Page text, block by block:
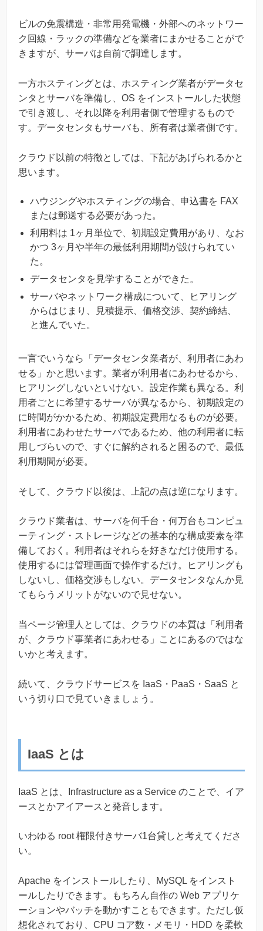
ビルの免震構造・非常用発電機・外部へのネットワー
ク回線・ラックの準備などを業者にまかせることがで
きますが、サーバは自前で調達します。
一方ホスティングとは、ホスティング業者がデータセ
ンタとサーバを準備し、OS をインストールした状態
で引き渡し、それ以降を利用者側で管理するもので
す。データセンタもサーバも、所有者は業者側です。
クラウド以前の特徴としては、下記があげられるかと
思います。
ハウジングやホスティングの場合、申込書を FAX
または郵送する必要があった。
利用料は 1ヶ月単位で、初期設定費用があり、なお
かつ 3ヶ月や半年の最低利用期間が設けられてい
た。
データセンタを見学することができた。
サーバやネットワーク構成について、ヒアリング
からはじまり、見積提示、価格交渉、契約締結、
と進んでいた。
一言でいうなら「データセンタ業者が、利用者にあわ
せる」かと思います。業者が利用者にあわせるから、
ヒアリングしないといけない。設定作業も異なる。利
用者ごとに希望するサーバが異なるから、初期設定の
に時間がかかるため、初期設定費用なるものが必要。
利用者にあわせたサーバであるため、他の利用者に転
用しづらいので、すぐに解約されると困るので、最低
利用期間が必要。
そして、クラウド以後は、上記の点は逆になります。
クラウド業者は、サーバを何千台・何万台もコンピュ
ーティング・ストレージなどの基本的な構成要素を準
備しておく。利用者はそれらを好きなだけ使用する。
使用するには管理画面で操作するだけ。ヒアリングも
しないし、価格交渉もしない。データセンタなんか見
てもらうメリットがないので見せない。
当ページ管理人としては、クラウドの本質は「利用者
が、クラウド事業者にあわせる」ことにあるのではな
いかと考えます。
続いて、クラウドサービスを IaaS・PaaS・SaaS と
いう切り口で見ていきましょう。
IaaS とは
IaaS とは、Infrastructure as a Service のことで、イア
ースとかアイアースと発音します。
いわゆる root 権限付きサーバ1台貸しと考えてくださ
い。
Apache をインストールしたり、MySQL をインスト
ールしたりできます。もちろん自作の Web アプリケ
ーションやバッチを動かすこともできます。ただし仮
想化されており、CPU コア数・メモリ・HDD を柔軟